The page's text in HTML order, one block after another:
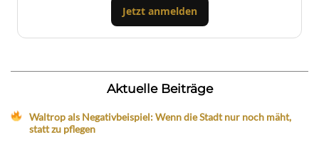
Jetzt anmelden
Aktuelle Beiträge
Waltrop als Negativbeispiel: Wenn die Stadt nur noch mäht,
statt zu pflegen